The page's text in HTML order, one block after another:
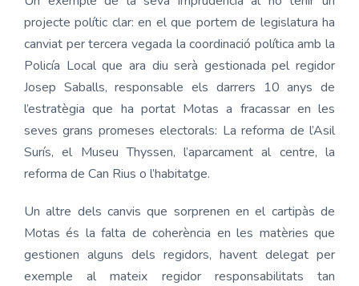
projecte polític clar: en el que portem de legislatura ha
canviat per tercera vegada la coordinació política amb la
Policía Local que ara diu serà gestionada pel regidor
Josep Saballs, responsable els darrers 10 anys de
l’estratègia que ha portat Motas a fracassar en les
seves grans promeses electorals: La reforma de l’Asil
Surís, el Museu Thyssen, l’aparcament al centre, la
reforma de Can Rius o l’habitatge.
Un altre dels canvis que sorprenen en el cartipàs de
Motas és la falta de coherència en les matèries que
gestionen alguns dels regidors, havent delegat per
exemple al mateix regidor responsabilitats tan